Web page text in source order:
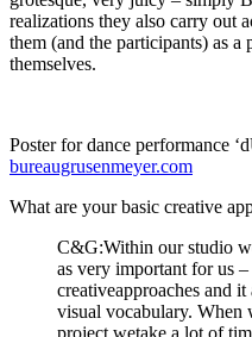
realizations they also carry out
them (and the participants) as
themselves.
Poster for dance performance
bureaugrusenmeyer.com
What are your basic creative
C&G:Within our studio
as very important for us
creativeapproaches and
visual vocabulary. When
project wetake a lot of